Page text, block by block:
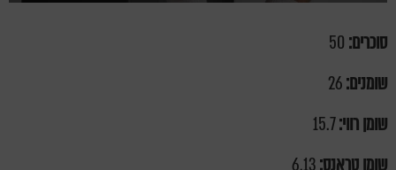
סוכרים:
שומנים:
שומן רווי:15.7